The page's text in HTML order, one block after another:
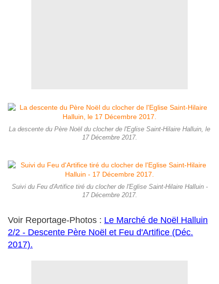
La descente du Père Noël du clocher de l'Eglise Saint-Hilaire Halluin, le
17 Décembre 2017.
Suivi du Feu d'Artifice tiré du clocher de l'Eglise Saint-Hilaire Halluin -
17 Décembre 2017.
Voir Reportage-Photos : Le Marché de Noël Halluin
2/2 - Descente Père Noël et Feu d'Artifice (Déc.
2017).